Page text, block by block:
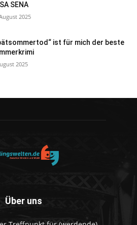
SENA
2025
ist für mich der beste
2025
Über uns